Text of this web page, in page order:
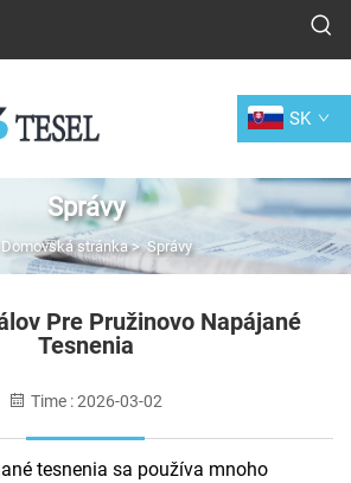
SK
Správy
Domovská stránka>Správy
Pre Pružinovo Napájané
Tesnenia
Time : 2026-03-02
tesnenia sa používa mnoho